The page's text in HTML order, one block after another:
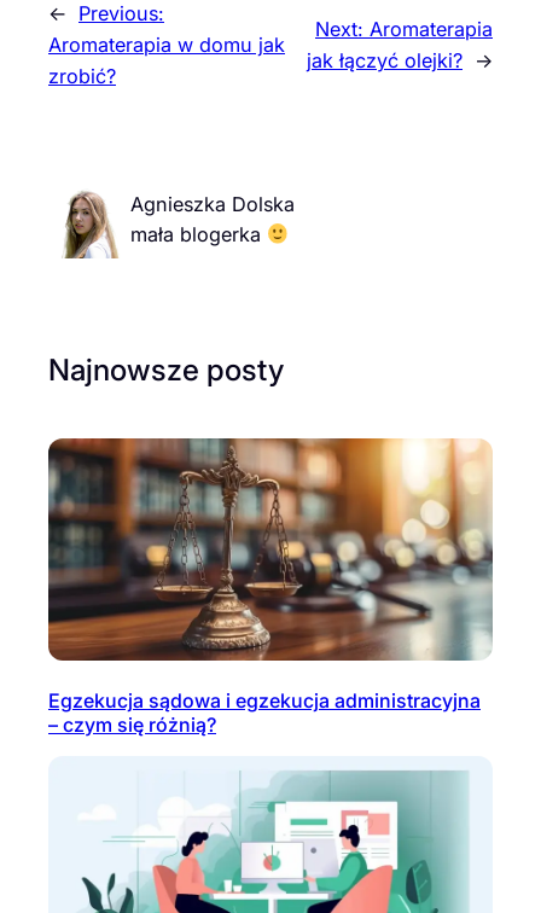
← Previous:
Aromaterapia w domu jak
zrobić?
Next: Aromaterapia
jak łączyć olejki? →
Agnieszka Dolska
mała blogerka
Najnowsze posty
Egzekucja sądowa i egzekucja administracyjna
– czym się różnią?